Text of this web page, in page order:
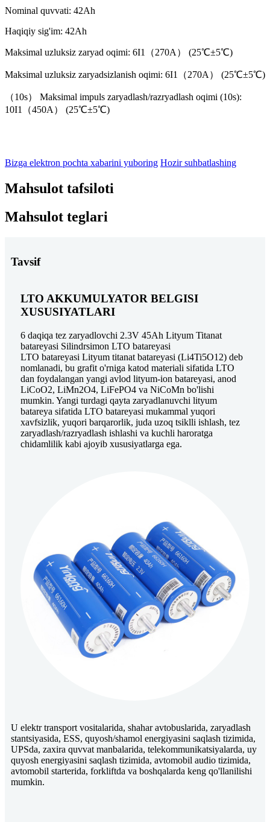
Nominal quvvati: 42Ah
Haqiqiy sig'im: 42Ah
Maksimal uzluksiz zaryad oqimi: 6I1（270A） (25℃±5℃)
Maksimal uzluksiz zaryadsizlanish oqimi: 6I1（270A） (25℃±5℃)
（10s） Maksimal impuls zaryadlash/razryadlash oqimi (10s):
10I1（450A） (25℃±5℃)
Bizga elektron pochta xabarini yuboring Hozir suhbatlashing
Mahsulot tafsiloti
Mahsulot teglari
Tavsif
LTO AKKUMULYATOR BELGISI
XUSUSIYATLARI
6 daqiqa tez zaryadlovchi 2.3V 45Ah Lityum Titanat
batareyasi Silindrsimon LTO batareyasi
LTO batareyasi Lityum titanat batareyasi (Li4Ti5O12) deb
nomlanadi, bu grafit o'rniga katod materiali sifatida LTO
dan foydalangan yangi avlod lityum-ion batareyasi, anod
LiCoO2, LiMn2O4, LiFePO4 va NiCoMn bo'lishi
mumkin. Yangi turdagi qayta zaryadlanuvchi lityum
batareya sifatida LTO batareyasi mukammal yuqori
xavfsizlik, yuqori barqarorlik, juda uzoq tsiklli ishlash, tez
zaryadlash/razryadlash ishlashi va kuchli haroratga
chidamlilik kabi ajoyib xususiyatlarga ega.
U elektr transport vositalarida, shahar avtobuslarida, zaryadlash
stantsiyasida, ESS, quyosh/shamol energiyasini saqlash tizimida,
UPSda, zaxira quvvat manbalarida, telekommunikatsiyalarda, uy
quyosh energiyasini saqlash tizimida, avtomobil audio tizimida,
avtomobil starterida, forkliftda va boshqalarda keng qo'llanilishi
mumkin.